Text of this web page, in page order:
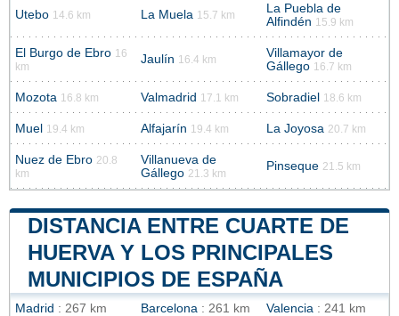
Utebo 14.6 km La Muela 15.7 km
La Puebla de
Alfindén 15.9 km
El Burgo de Ebro 16
km
Jaulín 16.4 km
Villamayor de
Gállego 16.7 km
Mozota 16.8 km Valmadrid 17.1 km Sobradiel 18.6 km
Muel 19.4 km Alfajarín 19.4 km La Joyosa 20.7 km
Nuez de Ebro 20.8
km
Villanueva de
Gállego 21.3 km
Pinseque 21.5 km
DISTANCIA ENTRE CUARTE DE
HUERVA Y LOS PRINCIPALES
MUNICIPIOS DE ESPAÑA
Madrid : 267 km Barcelona : 261 km Valencia : 241 km